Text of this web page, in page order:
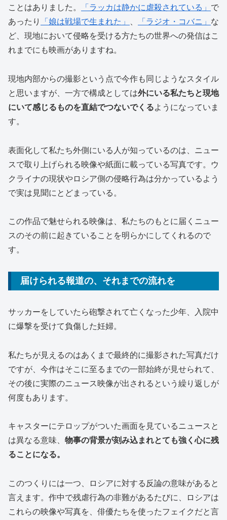
ことはありました。
「ラッカは静かに虐殺されている」 で
あったり
「娘は戦場で生まれた」 「ラジオ・コバニ」 な
ど、現地において侵略を受ける方たちの世界への発信はこ
れまでにも映画がありますね。
現地内部からの撮影という点で今作も同じようなスタイル
と思いますが、一方で構成としては外にいる私たちと現地
にいて感じるものを直結でつないでくるようになっていま
す。
表面化して私たち外側にいる人が知っているのは、ニュー
スで取り上げられる映像や紙面に載っている写真です。ウ
クライナの現状やロシア側の侵略行為は分かっているよう
で実は見聞にとどまっている。
この作品で魅せられる映像は、私たちのもとに届くニュー
スのその前に起きていることを明らかにしてくれるので
す。
届けられる報道の、それまでの流れを
サッカーをしていたら砲撃されて亡くなった少年、入院中
に爆撃を受けて負傷した妊婦。
私たちが見えるのはあくまで最終的に撮影された写真だけ
ですが、今作はそこに至るまでの一部始終が見せられて、
その後に実際のニュース映像が出されるという繰り返しが
何度もあります。
キャスターにテロップがついた画面を見ているニュースと
は異なる意味、 物事の背景が刻み込まれとても強く心に残
ることになる。
このつくりには一つ、ロシアに対する反論の意味があると
言えます。作中で残虐行為の非難があるたびに、ロシアは
これらの映像や写真を、俳優たちを使ったフェイクだと言